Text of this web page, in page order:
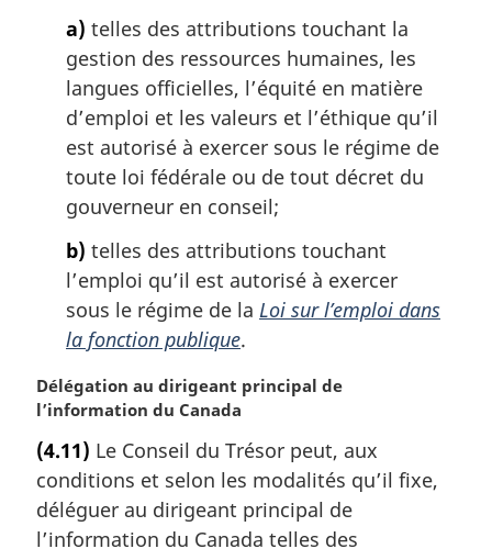
a) telles des attributions touchant la
gestion des ressources humaines, les
langues officielles, l’équité en matière
d’emploi et les valeurs et l’éthique qu’il
est autorisé à exercer sous le régime de
toute loi fédérale ou de tout décret du
gouverneur en conseil;
b) telles des attributions touchant
l’emploi qu’il est autorisé à exercer
sous le régime de la Loi sur l’emploi dans
la fonction publique.
N
o
e
m
a
r
Délégation au dirigeant principal de
l’information du Canada
(4.11) Le Conseil du Trésor peut, aux
conditions et selon les modalités qu’il fixe,
déléguer au dirigeant principal de
l’information du Canada telles des